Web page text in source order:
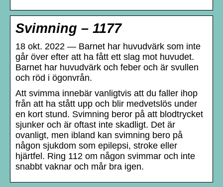
Svimning – 1177
18 okt. 2022 — Barnet har huvudvärk som inte
går över efter att ha fått ett slag mot huvudet.
Barnet har huvudvärk och feber och är svullen
och röd i ögonvrån.
Att svimma innebär vanligtvis att du faller ihop
från att ha stått upp och blir medvetslös under
en kort stund. Svimning beror på att blodtrycket
sjunker och är oftast inte skadligt. Det är
ovanligt, men ibland kan svimning bero på
någon sjukdom som epilepsi, stroke eller
hjärtfel. Ring 112 om någon svimmar och inte
snabbt vaknar och mår bra igen.